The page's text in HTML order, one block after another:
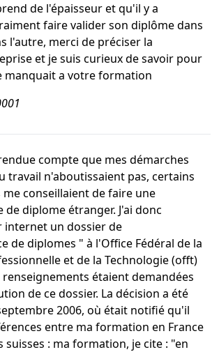
de l'épaisseur et qu'il y a
faire valider son diplôme dans
l'autre, merci de préciser la
et je suis curieux de savoir pour
manquait a votre formation
compte que mes démarches
travail n'aboutissaient pas, certains
conseillaient de faire une
de diplome étranger. J'ai donc
internet un dossier de
de diplomes " à l'Office Fédéral de la
et de la Technologie (offt)
renseignements étaient demandées
de ce dossier. La décision a été
2006, où était notifié qu'il
entre ma formation en France
suisses : ma formation, je cite : "en